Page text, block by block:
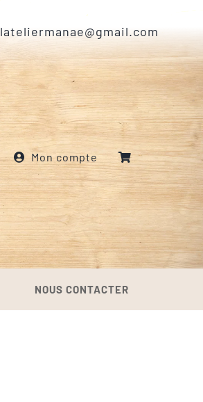
lateliermanae@gmail.com
Mon compte
NOUS CONTACTER